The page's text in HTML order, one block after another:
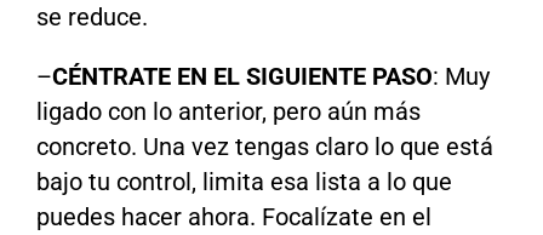
se reduce.
–CÉNTRATE EN EL SIGUIENTE PASO: Muy
ligado con lo anterior, pero aún más
concreto. Una vez tengas claro lo que está
bajo tu control, limita esa lista a lo que
puedes hacer ahora. Focalízate en el